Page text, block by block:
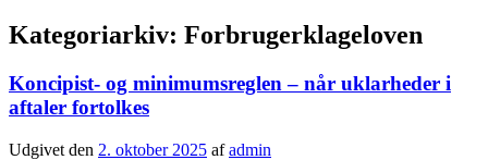
Kategoriarkiv: Forbrugerklageloven
Koncipist- og minimumsreglen – når uklarheder i
aftaler fortolkes
Udgivet den 2. oktober 2025 afadmin